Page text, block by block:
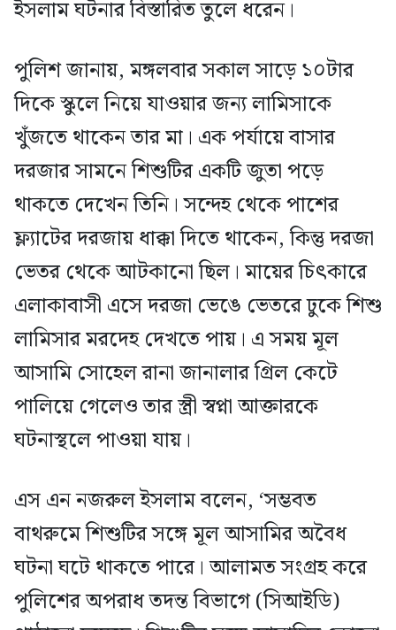
ইসলাম ঘটনার বিস্তারিত তুলে ধরেন।
পুলিশ জানায়, মঙ্গলবার সকাল সাড়ে ১০টার
দিকে স্কুলে নিয়ে যাওয়ার জন্য লামিসাকে
খুঁজতে থাকেন তার মা। এক পর্যায়ে বাসার
দরজার সামনে শিশুটির একটি জুতা পড়ে
থাকতে দেখেন তিনি। সন্দেহ থেকে পাশের
ফ্ল্যাটের দরজায় ধাক্কা দিতে থাকেন, কিন্তু দরজা
ভেতর থেকে আটকানো ছিল। মায়ের চিৎকারে
এলাকাবাসী এসে দরজা ভেঙে ভেতরে ঢুকে শিশু
লামিসার মরদেহ দেখতে পায়। এ সময় মূল
আসামি সোহেল রানা জানালার গ্রিল কেটে
পালিয়ে গেলেও তার স্ত্রী স্বপ্না আক্তারকে
ঘটনাস্থলে পাওয়া যায়।
এস এন নজরুল ইসলাম বলেন, ‘সম্ভবত
বাথরুমে শিশুটির সঙ্গে মূল আসামির অবৈধ
ঘটনা ঘটে থাকতে পারে। আলামত সংগ্রহ করে
পুলিশের অপরাধ তদন্ত বিভাগে (সিআইডি)